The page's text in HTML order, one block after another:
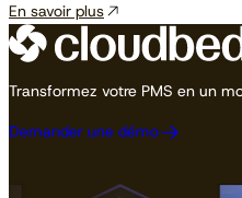
En savoir plus
Transformez votre PMS en un
Demander une démo